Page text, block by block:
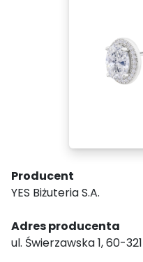
Producent
YES Biżuteria S.A.
Adres producenta
ul. Świerzawska 1, 60-